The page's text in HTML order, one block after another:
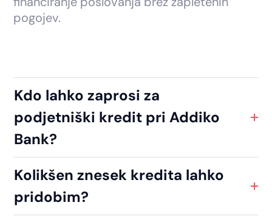
pogojev.
Kdo lahko zaprosi za
podjetniški kredit pri Addiko
Bank?
Kolikšen znesek kredita lahko
pridobim?